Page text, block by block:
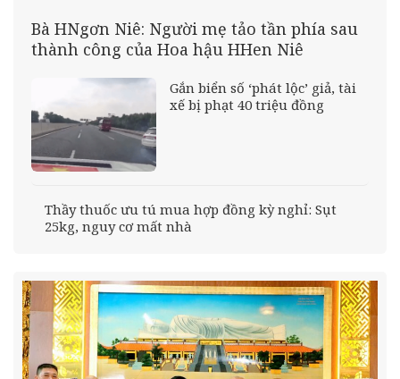
Bà HNgơn Niê: Người mẹ tảo tần phía sau
thành công của Hoa hậu HHen Niê
Gắn biển số ‘phát lộc’ giả, tài
xế bị phạt 40 triệu đồng
Thầy thuốc ưu tú mua hợp đồng kỳ nghỉ: Sụt
25kg, nguy cơ mất nhà